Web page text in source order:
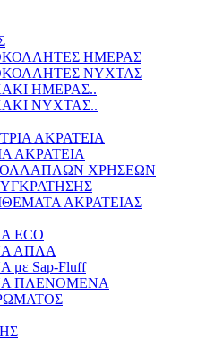
ΗΜΕΡΑΣ
ΝΥΧΤΑΣ
ΗΜΕΡΑΣ..
ΝΥΧΤΑΣ..
ΑΚΡΑΤΕΙΑ
ΑΚΡΑΤΕΙΑ
ΧΡΗΣΕΩΝ
ΑΚΡΑΤΕΙΑΣ
ECO
ΑΠΛΑ
Sap-Fluff
ΠΛΕΝΟΜΕΝΑ